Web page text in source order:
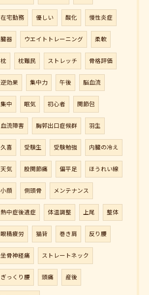
在宅勤務 優しい 酸化 慢性炎症
臓器 ウエイトトレーニング 柔軟
枕 枕難民 ストレッチ 骨格評価
逆効果 集中力 午後 脳血流
集中 眠気 初心者 関節包
血流障害 胸郭出口症候群 羽生
久喜 受験生 受験勉強 内臓の冷え
天気 股関節痛 偏平足 ほうれい線
小顔 側頭骨 メンテナンス
熱中症後遺症 体温調整 上尾 整体
眼精疲労 猫背 巻き肩 反り腰
坐骨神経痛 ストレートネック
ぎっくり腰 頭痛 産後